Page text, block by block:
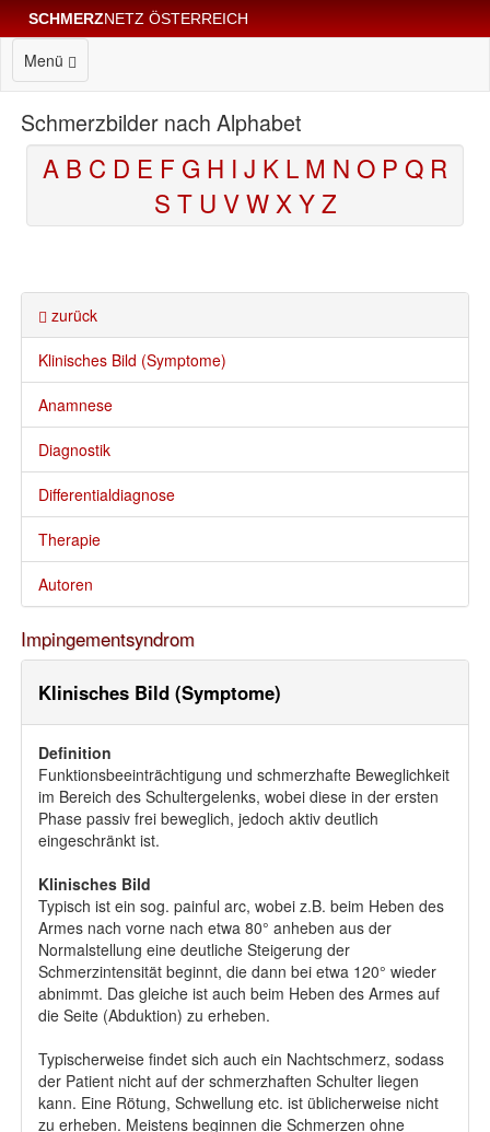
SCHMERZNETZ ÖSTERREICH
Menü
Schmerzbilder nach Alphabet
A B C D E F G H I J K L M N O P Q R
S T U V W X Y Z
zurück
Klinisches Bild (Symptome)
Anamnese
Diagnostik
Differentialdiagnose
Therapie
Autoren
Impingementsyndrom
Klinisches Bild (Symptome)
Definition
Funktionsbeeinträchtigung und schmerzhafte Beweglichkeit
im Bereich des Schultergelenks, wobei diese in der ersten
Phase passiv frei beweglich, jedoch aktiv deutlich
eingeschränkt ist.
Klinisches Bild
Typisch ist ein sog. painful arc, wobei z.B. beim Heben des
Armes nach vorne nach etwa 80° anheben aus der
Normalstellung eine deutliche Steigerung der
Schmerzintensität beginnt, die dann bei etwa 120° wieder
abnimmt. Das gleiche ist auch beim Heben des Armes auf
die Seite (Abduktion) zu erheben.
Typischerweise findet sich auch ein Nachtschmerz, sodass
der Patient nicht auf der schmerzhaften Schulter liegen
kann. Eine Rötung, Schwellung etc. ist üblicherweise nicht
zu erheben. Meistens beginnen die Schmerzen ohne